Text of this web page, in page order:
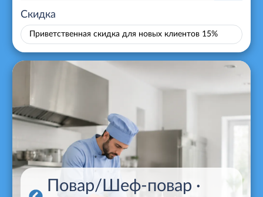
Скидка
Повар/Шеф-повар ·